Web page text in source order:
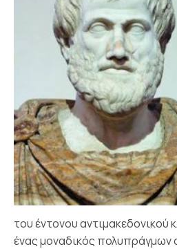
του έντονου
ένας μοναδικός πολυπράγμων